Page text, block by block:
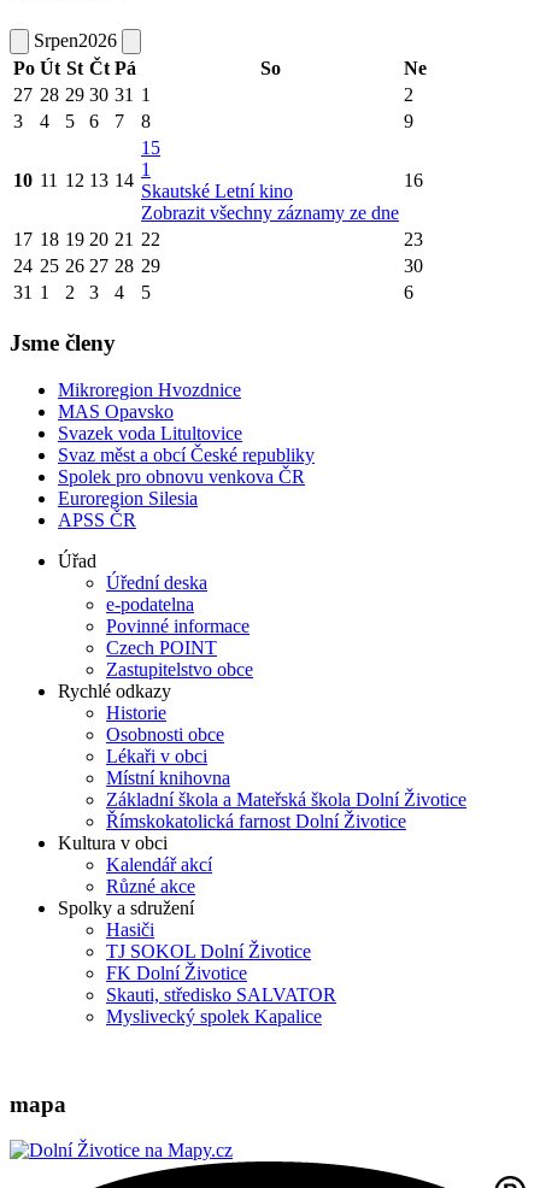
Srpen2026
Po Út St Čt Pá So
Ne
27 28 29 30 31 1
2
3
4 5 6 7 8 9
10 11 12 13 14
15
1
Skautské Letní kino
Zobrazit všechny záznamy ze dne
16
17 18 19 20 21 22
23
24 25 26 27 28 29
30
31 1 2 3 4 5 6
Jsme členy
Mikroregion Hvozdnice
MAS Opavsko
Svazek voda Litultovice
Svaz měst a obcí České republiky
Spolek pro obnovu venkova ČR
Euroregion Silesia
APSS ČR
Úřad
Úřední deska
e-podatelna
Povinné informace
Czech POINT
Zastupitelstvo obce
Rychlé odkazy
Historie
Osobnosti obce
Lékaři v obci
Místní knihovna
Základní škola a Mateřská škola Dolní Životice
Římskokatolická farnost Dolní Životice
Kultura v obci
Kalendář akcí
Různé akce
Spolky a sdružení
Hasiči
TJ SOKOL Dolní Životice
FK Dolní Životice
Skauti, středisko SALVATOR
Myslivecký spolek Kapalice
mapa